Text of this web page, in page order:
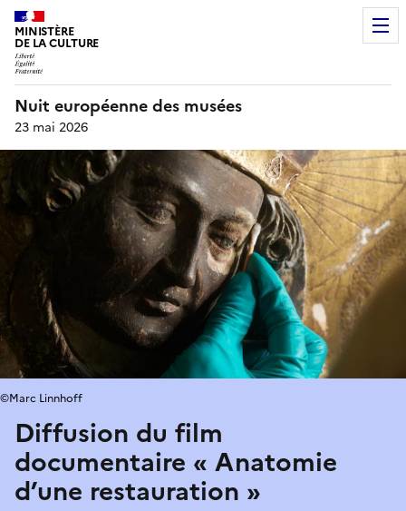
MINISTÈRE
DE LA CULTURE
Nuit européenne des musées
23 mai 2026
Diffusion du film
documentaire « Anatomie
d’une restauration »
©Marc Linnhoff